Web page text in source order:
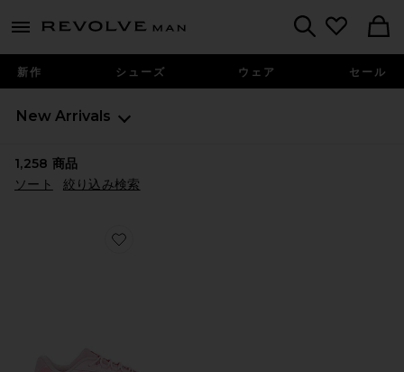
menu - shows more content
Revolve
新作 シューズ ウェア セール
New Arrivals
1,258 商品
ソート
絞り込み検索
Favorite MEGARIDE AG スニーカー